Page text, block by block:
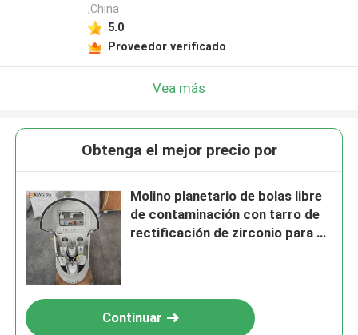
,China
5.0
Proveedor verificado
Vea más
Obtenga el mejor precio por
Molino planetario de bolas libre
de contaminación con tarro de
rectificación de zirconio para el
Continuar